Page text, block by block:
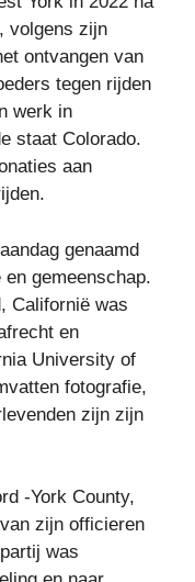
volgens zijn
ontvangen van
tegen rijden
werk in
staat Colorado.
aan
genaamd
gemeenschap.
Californië was
en
University of
fotografie,
zijn zijn
-York County,
zijn officieren
was